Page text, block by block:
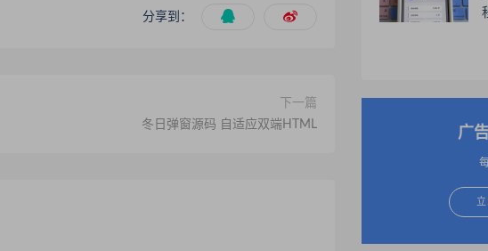
分享到：
下一篇
冬日弹窗源码 自适应双端HTML
广